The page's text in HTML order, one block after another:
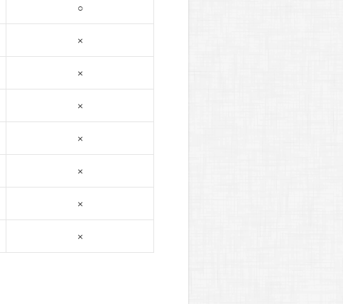
○
×
×
×
×
×
×
×